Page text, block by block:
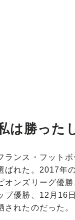
は勝った
ランス・フット
ばれた。2017年
オンズリーグ優
プ優勝、12月16
されたのだった。